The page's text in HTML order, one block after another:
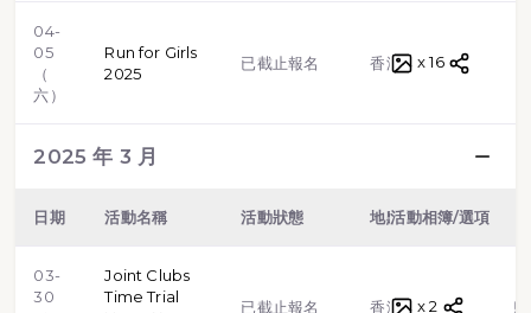
04-
05
（
六）
Run for Girls
2025
已截止報名 香港 路跑
x 16
2025 年 3 月
日期 活動名稱 活動狀態 地點 類型
活動相簿/選項
03-
30
Joint Clubs
Time Trial
已截止報名 香港 越野跑
x 2